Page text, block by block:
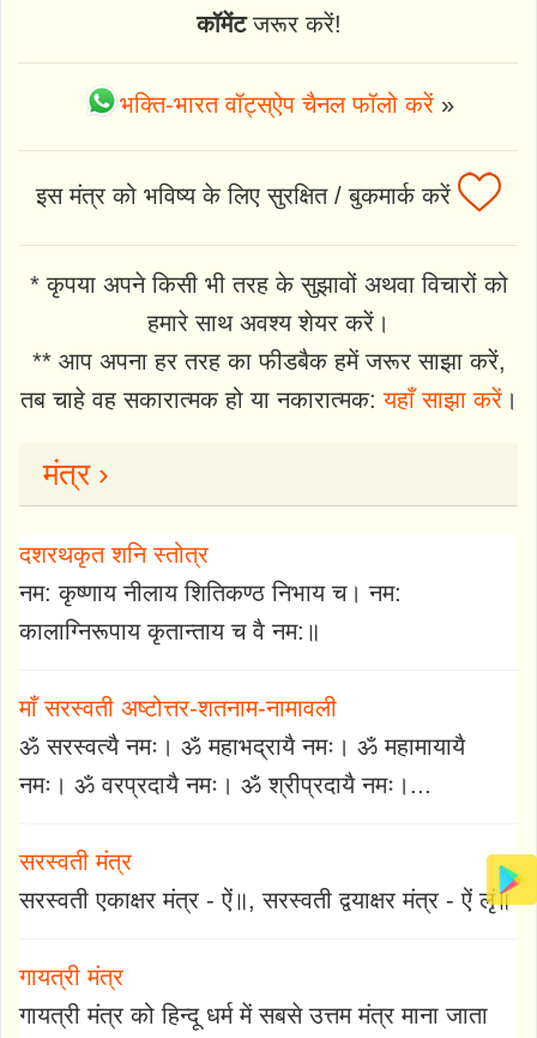
कॉमेंटजरूर करें!
भक्ति-भारत वॉट्स्ऐप चैनल फॉलो करें»
इस मंत्र को भविष्य के लिए सुरक्षित / बुकमार्क करें
* कृपया अपने किसी भी तरह के सुझावों अथवा विचारों को
हमारे साथ अवश्य शेयर करें।
** आप अपना हर तरह का फीडबैक हमें जरूर साझा करें,
तब चाहे वह सकारात्मक हो या नकारात्मक:यहाँ साझा करें।
मंत्र ›
दशरथकृत शनि स्तोत्र
नम: कृष्णाय नीलाय शितिकण्ठ निभाय च। नम:
कालाग्निरूपाय कृतान्ताय च वै नम:॥
माँ सरस्वती अष्टोत्तर-शतनाम-नामावली
ॐ सरस्वत्यै नमः। ॐ महाभद्रायै नमः। ॐ महामायायै
नमः। ॐ वरप्रदायै नमः। ॐ श्रीप्रदायै नमः।...
सरस्वती मंत्र
सरस्वती एकाक्षर मंत्र - ऐं॥, सरस्वती द्वयाक्षर मंत्र - ऐं लृं॥
गायत्री मंत्र
गायत्री मंत्र को हिन्दू धर्म में सबसे उत्तम मंत्र माना जाता